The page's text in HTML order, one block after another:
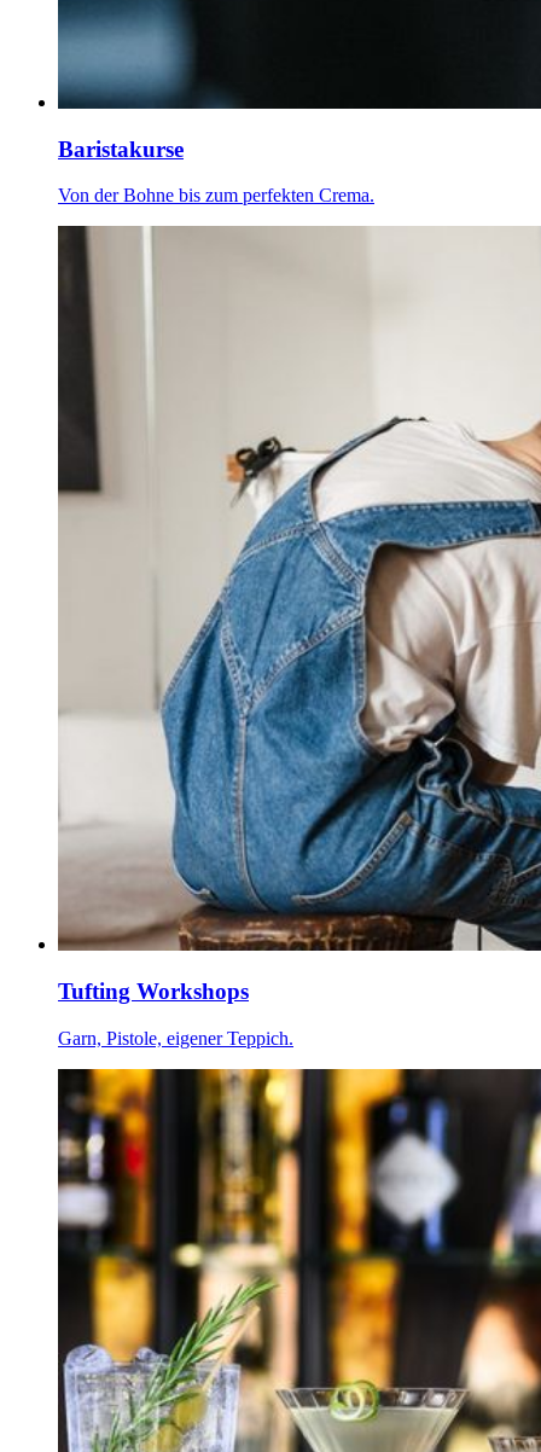
Baristakurse
Von der Bohne bis zum perfekten Crema.
Tufting Workshops
Garn, Pistole, eigener Teppich.